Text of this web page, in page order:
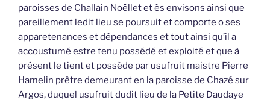
paroisses de Challain Noëllet et ès envisons ainsi que
pareillement ledit lieu se poursuit et comporte o ses
apparetenances et dépendances et tout ainsi qu’il a
accoustumé estre tenu possédé et exploité et que à
présent le tient et possède par usufruit maistre Pierre
Hamelin prêtre demeurant en la paroisse de Chazé sur
Argos, duquel usufruit dudit lieu de la Petite Daudaye